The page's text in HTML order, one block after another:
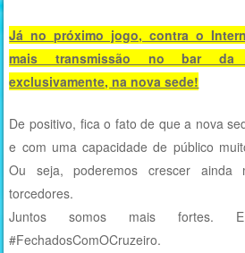
Já no próximo jogo, contra o
mais transmissão no bar da
exclusivamente, na nova sede!
De positivo, fica o fato de que a nova
e com uma capacidade de público
Ou seja, poderemos crescer ainda
torcedores.
Juntos somos mais fortes. E
#FechadosComOCruzeiro.